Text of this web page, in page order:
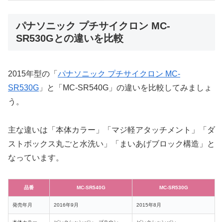
パナソニック プチサイクロン MC-
SR530Gとの違いを比較
2015年型の「 パナソニック プチサイクロン MC-
SR530G 」と「MC-SR540G」の違いを比較してみましょ
う。
主な違いは「本体カラー」「マジ軽アタッチメント」「ダ
ストボックス丸ごと水洗い」「まいあげブロック構造」と
なっています。
品番 MC-SR540G MC-SR530G
発売年月 2016年9月 2015年8月